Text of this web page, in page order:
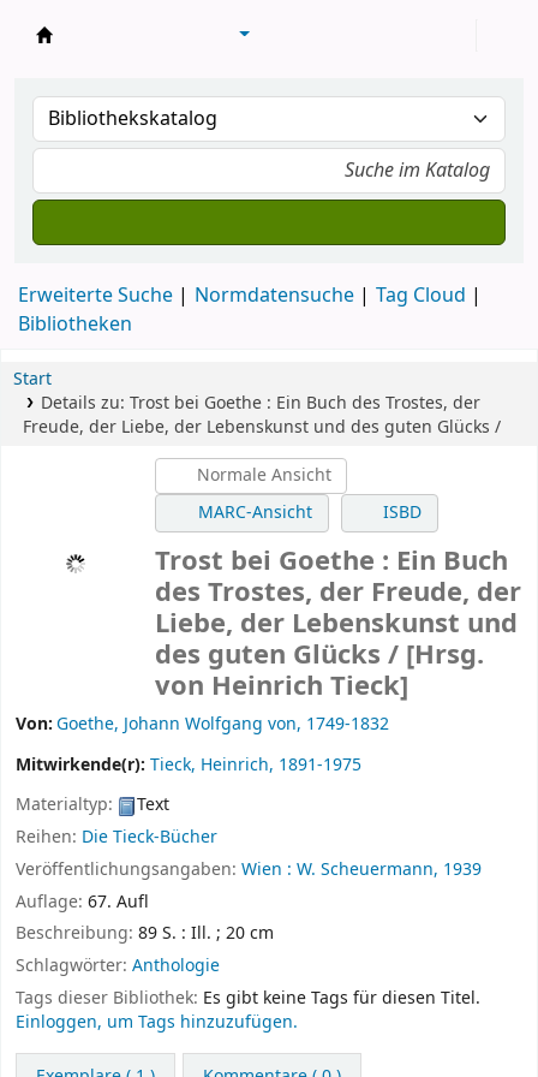
Erweiterte Suche Normdatensuche
Tag Cloud
Bibliotheken
Start
Details zu: Trost bei Goethe : Ein Buch des Trostes, der
Freude, der Liebe, der Lebenskunst und des guten Glücks /
Normale Ansicht
MARC-Ansicht
ISBD
Trost bei Goethe : Ein Buch
des Trostes, der Freude, der
Liebe, der Lebenskunst und
des guten Glücks / [Hrsg.
von Heinrich Tieck]
Von:Goethe, Johann Wolfgang von, 1749-1832
Mitwirkende(r): Tieck, Heinrich, 1891-1975
Materialtyp:
Text
Reihen: Die Tieck-Bücher
Veröffentlichungsangaben: Wien : W. Scheuermann, 1939
Auflage: 67. Aufl
Beschreibung: 89 S. : Ill. ; 20 cm
Schlagwörter: Anthologie
Tags dieser Bibliothek: Es gibt keine Tags für diesen Titel.
Einloggen, um Tags hinzuzufügen.